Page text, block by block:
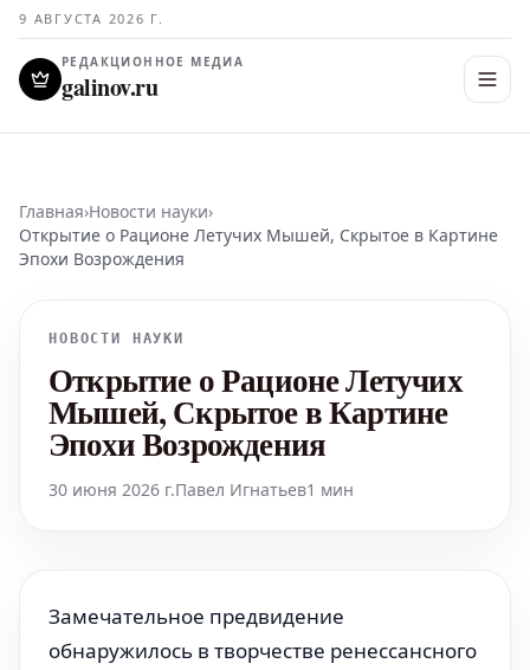
9 АВГУСТА 2026 Г.
РЕДАКЦИОННОЕ МЕДИА
galinov.ru
Главная›Новости науки›
Открытие о Рационе Летучих Мышей, Скрытое в Картине
Эпохи Возрождения
НОВОСТИ НАУКИ
Открытие о Рационе Летучих
Мышей, Скрытое в Картине
Эпохи Возрождения
30 июня 2026 г.Павел Игнатьев1 мин
Замечательное предвидение
обнаружилось в творчестве ренессансного